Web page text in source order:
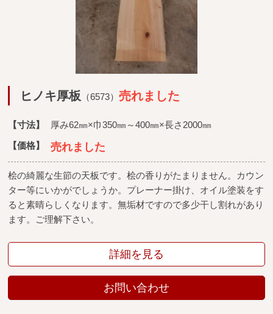
ヒノキ厚板 （6573）売れました
【寸法】
厚み62㎜×巾350㎜～400㎜×長さ2000㎜
【価格】
売れました
桧の綺麗な生節の天板です。桧の香りがたまりません。カウン
ター等にいかがでしょうか。プレーナー掛け、オイル塗装をす
ると素晴らしくなります。無垢材ですので多少干し割れがあり
ます。ご理解下さい。
詳細を見る
お問い合わせ